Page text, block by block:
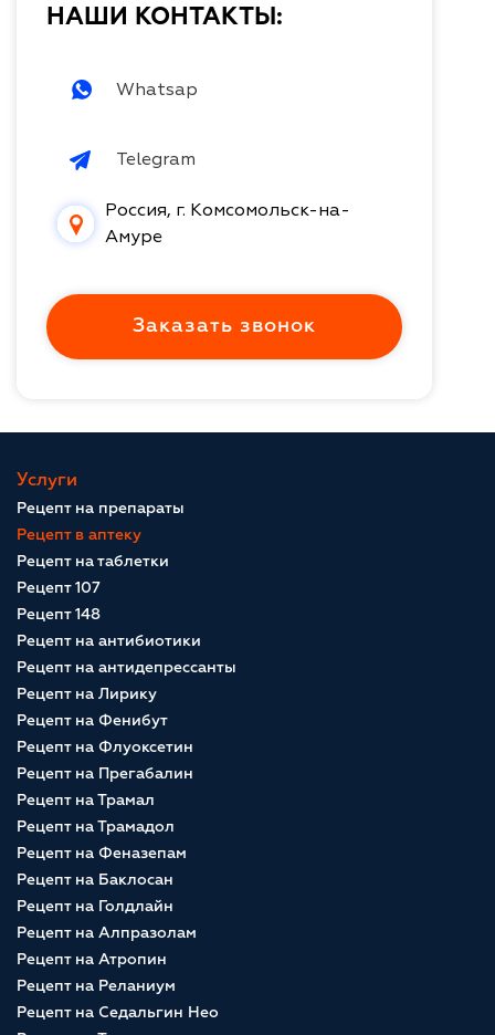
НАШИ КОНТАКТЫ:
Whatsap
Telegram
Россия, г. Комсомольск-на-
Амуре
Заказать звонок
Услуги
Рецепт на препараты
Рецепт в аптеку
Рецепт на таблетки
Рецепт 107
Рецепт 148
Рецепт на антибиотики
Рецепт на антидепрессанты
Рецепт на Лирику
Рецепт на Фенибут
Рецепт на Флуоксетин
Рецепт на Прегабалин
Рецепт на Трамал
Рецепт на Трамадол
Рецепт на Феназепам
Рецепт на Баклосан
Рецепт на Голдлайн
Рецепт на Алпразолам
Рецепт на Атропин
Рецепт на Реланиум
Рецепт на Седальгин Нео